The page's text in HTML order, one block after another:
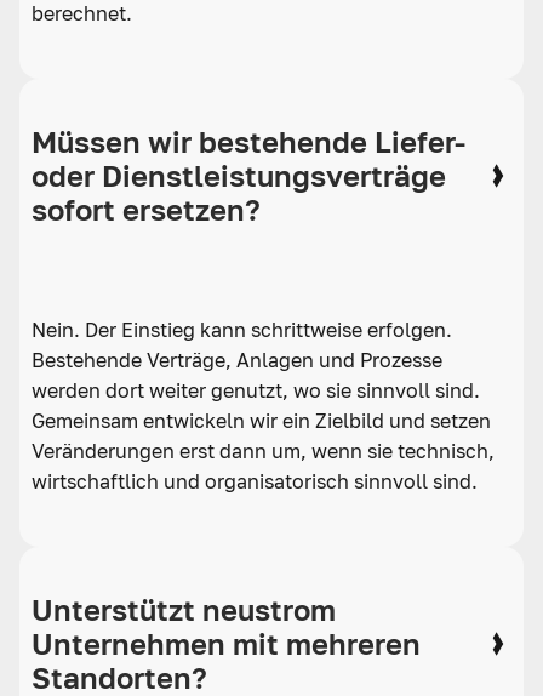
berechnet.
Müssen wir bestehende Liefer-
oder Dienstleistungsverträge
sofort ersetzen?
Nein. Der Einstieg kann schrittweise erfolgen.
Bestehende Verträge, Anlagen und Prozesse
werden dort weiter genutzt, wo sie sinnvoll sind.
Gemeinsam entwickeln wir ein Zielbild und setzen
Veränderungen erst dann um, wenn sie technisch,
wirtschaftlich und organisatorisch sinnvoll sind.
Unterstützt neustrom
Unternehmen mit mehreren
Standorten?